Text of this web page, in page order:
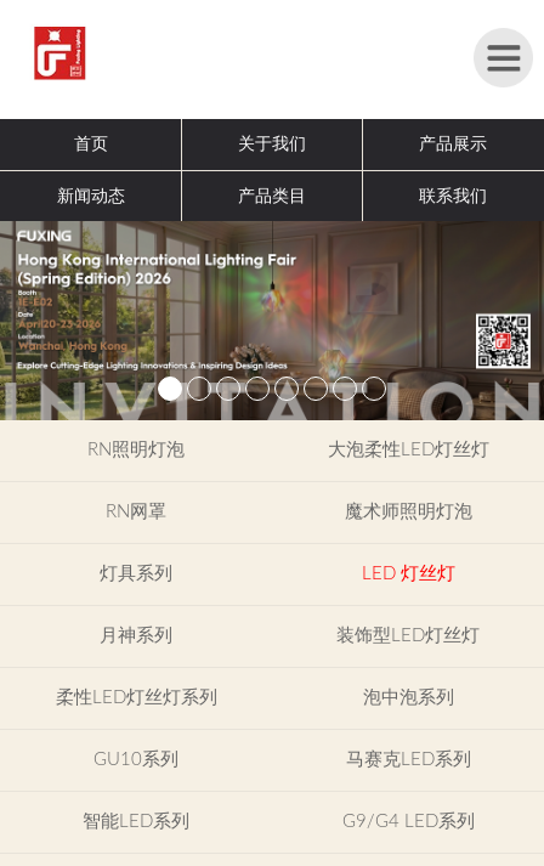
首
页
关
于
我
们
产
品
展
目
首页 关于我们 产品展示
新闻动态 产品类目 联系我们
RN照明灯泡 大泡柔性LED灯丝灯
RN网罩 魔术师照明灯泡
灯具系列 LED 灯丝灯
月神系列 装饰型LED灯丝灯
柔性LED灯丝灯系列 泡中泡系列
GU10系列 马赛克LED系列
智能LED系列 G9/G4 LED系列